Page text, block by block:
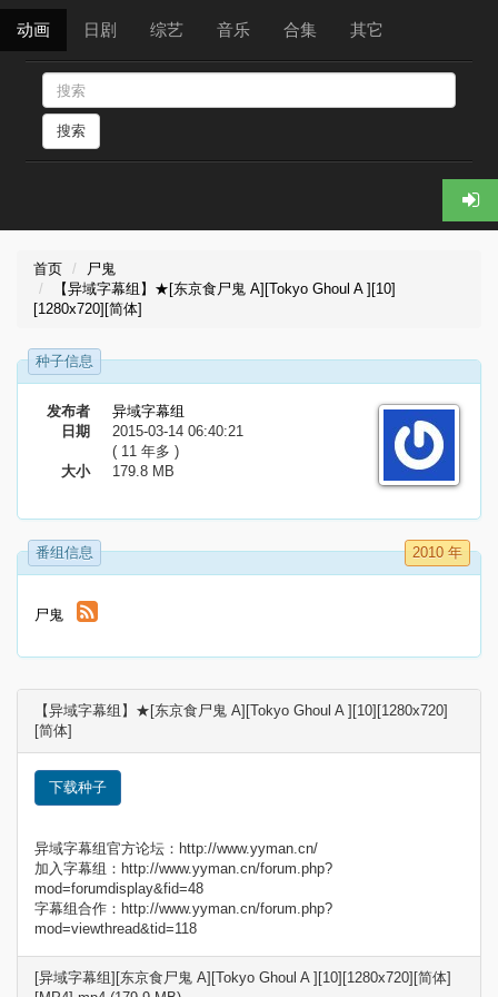
动画 日剧 综艺 音乐 合集 其它
搜索
首页
尸鬼
【异域字幕组】★[东京食尸鬼 A][Tokyo Ghoul A ][10]
[1280x720][简体]
种子信息
发布者
异域字幕组
日期
2015-03-14 06:40:21
( 11 年多 )
大小
179.8 MB
番组信息 2010 年
尸鬼
【异域字幕组】★[东京食尸鬼 A][Tokyo Ghoul A ][10][1280x720]
[简体]
下载种子
异域字幕组官方论坛：http://www.yyman.cn/
加入字幕组：http://www.yyman.cn/forum.php?
mod=forumdisplay&fid=48
字幕组合作：http://www.yyman.cn/forum.php?
mod=viewthread&tid=118
[异域字幕组][东京食尸鬼 A][Tokyo Ghoul A ][10][1280x720][简体]